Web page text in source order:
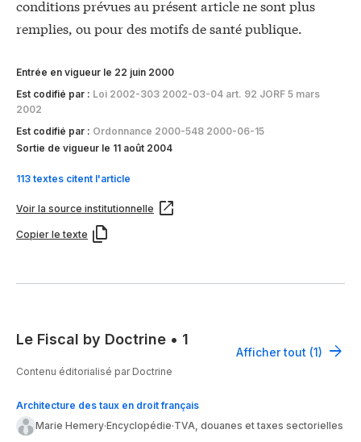
conditions prévues au présent article ne sont plus
remplies, ou pour des motifs de santé publique.
Entrée en vigueur le 22 juin 2000
Est codifié par : Loi 2002-303 2002-03-04 art. 92 JORF 5 mars
2002
Est codifié par : Ordonnance 2000-548 2000-06-15
Sortie de vigueur le 11 août 2004
113 textes citent l'article
Voir la source institutionnelle
Copier le texte
Le Fiscal by Doctrine • 1
Afficher tout (1)
Contenu éditorialisé par Doctrine
Architecture des taux en droit français
Marie Hemery·Encyclopédie·TVA, douanes et taxes sectorielles